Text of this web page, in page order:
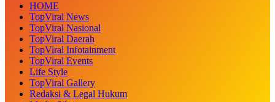
HOME
TopViral News
TopViral Nasional
TopViral Daerah
TopViral Infotainment
TopViral Events
Life Style
TopViral Gallery
Redaksi & Legal Hukum